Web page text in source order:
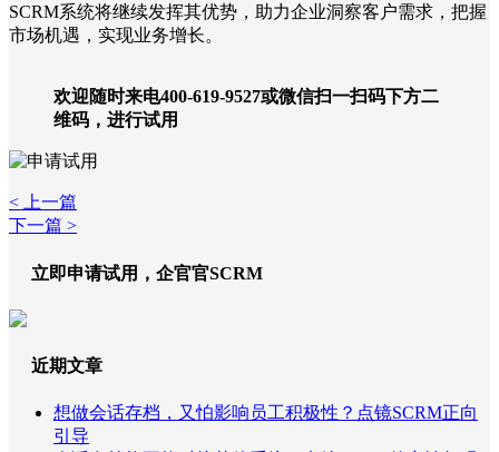
SCRM系统将继续发挥其优势，助力企业洞察客户需求，把握
市场机遇，实现业务增长。
欢迎随时来电400-619-9527或微信扫一扫码下方二
维码，进行试用
< 上一篇
下一篇 >
立即申请试用，企官官SCRM
近期文章
想做会话存档，又怕影响员工积极性？点镜SCRM正向
引导